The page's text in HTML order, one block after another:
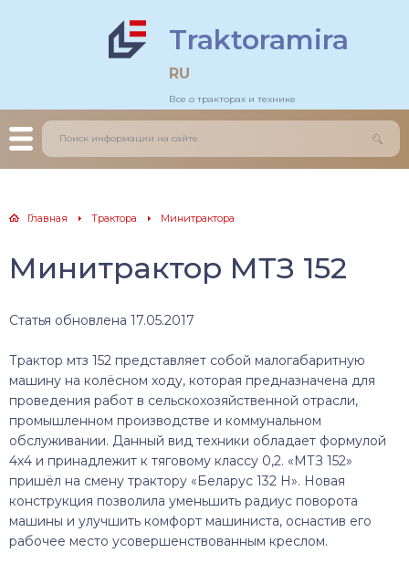
Traktoramira
RU
Все о тракторах и технике
Главная Трактора Минитрактора
Минитрактор МТЗ 152
Статья обновлена 17.05.2017
Трактор мтз 152 представляет собой малогабаритную
машину на колёсном ходу, которая предназначена для
проведения работ в сельскохозяйственной отрасли,
промышленном производстве и коммунальном
обслуживании. Данный вид техники обладает формулой
4х4 и принадлежит к тяговому классу 0,2. «МТЗ 152»
пришёл на смену трактору «Беларус 132 Н». Новая
конструкция позволила уменьшить радиус поворота
машины и улучшить комфорт машиниста, оснастив его
рабочее место усовершенствованным креслом.
трактора
трактора